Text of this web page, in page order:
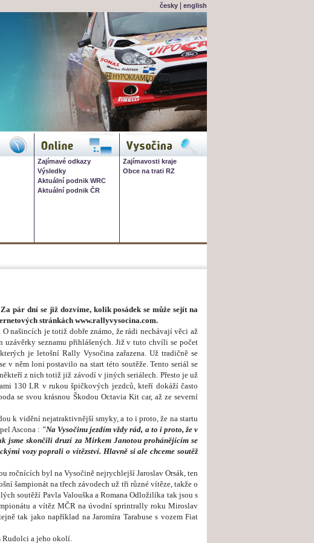
česky english
pár dní se již dozvíme, kolik posádek se může sejít na
stránkách www.rallyvysocina.com.
našincích je totiž dobře známo, že rádi nechávají věci až
seznamu přihlášených. Již v tuto chvíli se počet
je letošní Rally Vysočina zařazena. Už tradičně se
něm loni postavilo na start této soutěže. Tento seriál se
z nich totiž již závodí v jiných seriálech. Přesto je už
130 LR v rukou špičkových jezdců, kteří dokáží často
se svou krásnou Škodou Octavia Kit car, až ze severní
k vidění nejatraktivnější smyky, a to i proto, že na startu
Ascona : "Na Vysočinu jezdím vždy rád, a to i proto, že v
jsme skončili druzí za Mirkem Janotou prohánějícím se
vozy poprali o vítězství. Hlavně si ale chceme soutěž
ročnících byl na Vysočině nejrychlejší Jaroslav Orsák, ten
šampionát na třech závodech už tři různé vítěze, takže o
soutěží Pavla Valouška a Romana Odložilíka tak jsou s
a vítěz MČR na úvodní sprintrally roku Miroslav
tak jako například na Jaromíra Tarabuse s vozem Fiat
Rudolci a jeho okolí.
OnLine
Zajímavé odkazy
Výsledky
Aktuální podnik WRC
Aktuální podnik ČR
Vysočina
Zajímavosti kraje
Obce na trati RZ